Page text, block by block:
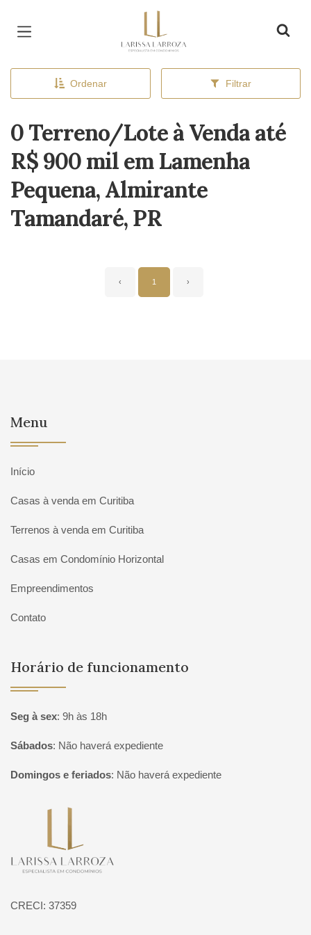
Ordenar Filtrar
0 Terreno/Lote à Venda até
R$ 900 mil em Lamenha
Pequena, Almirante
Tamandaré, PR
‹ 1 ›
Menu
Início
Casas à venda em Curitiba
Terrenos à venda em Curitiba
Casas em Condomínio Horizontal
Empreendimentos
Contato
Horário de funcionamento
Seg à sex: 9h às 18h
Sábados: Não haverá expediente
Domingos e feriados: Não haverá expediente
CRECI: 37359